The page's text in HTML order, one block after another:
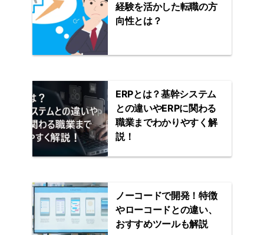
経験を活かした転職の方
向性とは？
ERPとは？基幹システム
との違いやERPに関わる
職業までわかりやすく解
説！
ノーコードで開発！特徴
やローコードとの違い、
おすすめツールも解説